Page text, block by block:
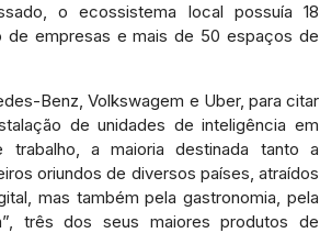
o ecossistema local possuía 18
de empresas e mais de 50 espaços de
Benz, Volkswagem e Uber, para citar
de unidades de inteligência em
a maioria destinada tanto a
oriundos de diversos países, atraídos
mas também pela gastronomia, pela
três dos seus maiores produtos de